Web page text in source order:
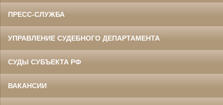
ПРЕСС-СЛУЖБА
УПРАВЛЕНИЕ СУДЕБНОГО ДЕПАРТАМЕНТА
СУДЫ СУБЪЕКТА РФ
ВАКАНСИИ